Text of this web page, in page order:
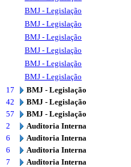
BMJ - Legislação
BMJ - Legislação
BMJ - Legislação
BMJ - Legislação
BMJ - Legislação
BMJ - Legislação
17
BMJ - Legislação
42
BMJ - Legislação
57
BMJ - Legislação
2
Auditoria Interna
6
Auditoria Interna
6
Auditoria Interna
7
Auditoria Interna